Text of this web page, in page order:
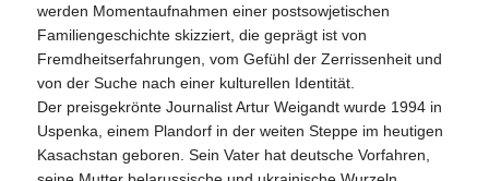
werden Momentaufnahmen einer postsowjetischen
Familiengeschichte skizziert, die geprägt ist von
Fremdheitserfahrungen, vom Gefühl der Zerrissenheit und
von der Suche nach einer kulturellen Identität.
Der preisgekrönte Journalist Artur Weigandt wurde 1994 in
Uspenka, einem Plandorf in der weiten Steppe im heutigen
Kasachstan geboren. Sein Vater hat deutsche Vorfahren,